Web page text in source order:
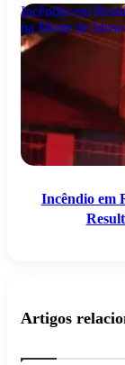
Incêndio em
na Morte de
Incêndio em
Artigos